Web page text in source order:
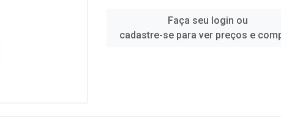
Faça seu login ou
cadastre-se para ver preços e